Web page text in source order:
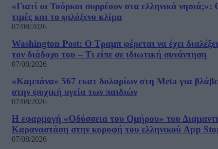
«Γιατί οι Τούρκοι συρρέουν στα ελληνικά νησιά;»:
τιμές και το φιλόξενο κλίμα
07/08/2026
Washington Post: Ο Τραμπ φέρεται να έχει διαλέξει
τον διάδοχο του – Τι είπε σε ιδιωτική συνάντηση
07/08/2026
«Καμπάνα» 567 εκατ δολαρίων στη Meta για
στην ψυχική υγεία των παιδιών
07/08/2026
Η εφαρμογή «Οδύσσεια του Ομήρου» του
Καραναστάση στην κορυφή του ελληνικού App
07/08/2026